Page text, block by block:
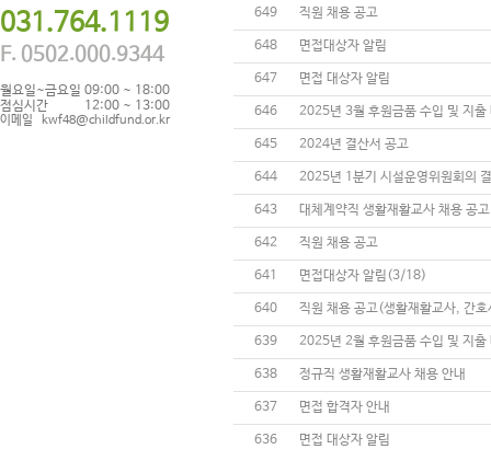
031.764.1119
F. 0502.000.9344
월요일~금요일
점심시간
09:00 ~ 18:00
12:00 ~ 13:00
이메일 kwf48@childfund.or.kr
649 직원 채용 공고
648 면접대상자 알림
647 면접 대상자 알림
646 2025년 3월 후원금품 수입 및 지출
645 2024년 결산서 공고
644 2025년 1분기 시설운영위원회의
643 대체계약직 생활재활교사 채용 공고
642 직원 채용 공고
641 면접대상자 알림(3/18)
640 직원 채용 공고(생활재활교사, 간
639 2025년 2월 후원금품 수입 및 지출
638 정규직 생활재활교사 채용 안내
637 면접 합격자 안내
636 면접 대상자 알림